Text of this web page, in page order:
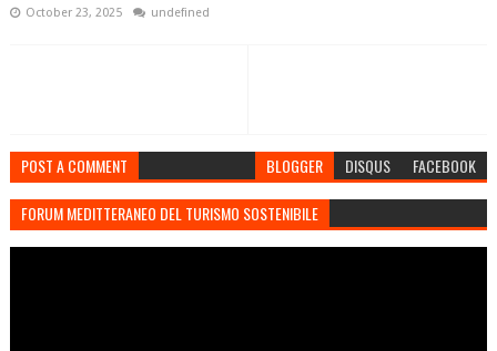
October 23, 2025 undefined
POST A COMMENT BLOGGER DISQUS FACEBOOK
FORUM MEDITTERANEO DEL TURISMO SOSTENIBILE